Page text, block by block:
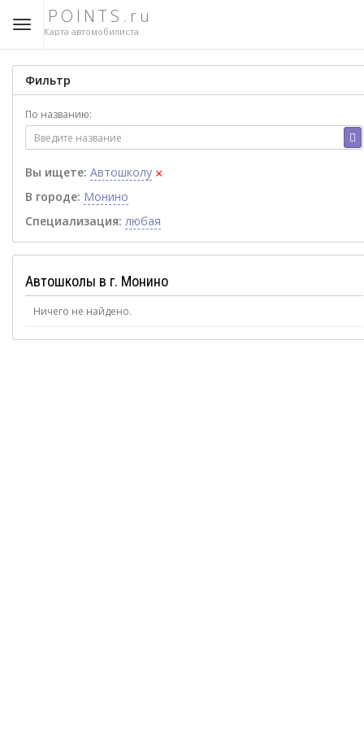
POINTS.ru
Карта автомобилиста
Фильтр
По названию:
Вы ищете: Автошколу ×
В городе: Монино
Специализация: любая
Автошколы в г. Монино
Ничего не найдено.